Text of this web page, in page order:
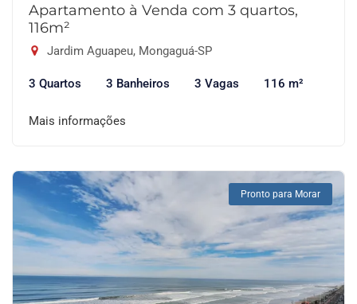
Apartamento à Venda com 3 quartos,
116m²
Jardim Aguapeu, Mongaguá-SP
3 Quartos 3 Banheiros 3 Vagas 116 m²
Mais informações
Pronto para Morar